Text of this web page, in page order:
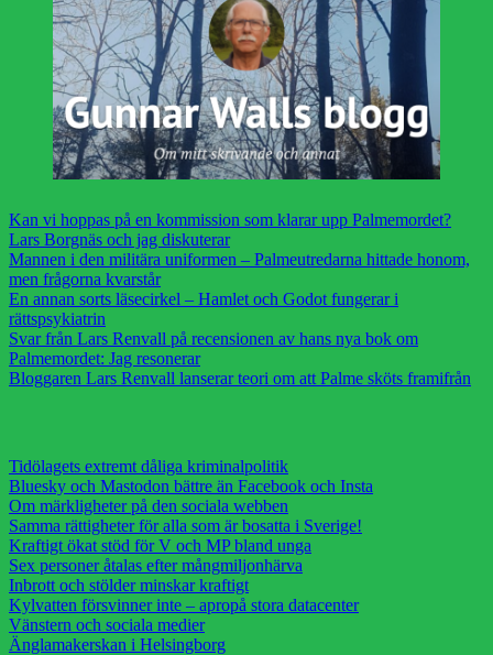
Kan vi hoppas på en kommission som klarar upp Palmemordet?
Lars Borgnäs och jag diskuterar
Mannen i den militära uniformen – Palmeutredarna hittade honom,
men frågorna kvarstår
En annan sorts läsecirkel – Hamlet och Godot fungerar i
rättspsykiatrin
Svar från Lars Renvall på recensionen av hans nya bok om
Palmemordet: Jag resonerar
Bloggaren Lars Renvall lanserar teori om att Palme sköts framifrån
Tidölagets extremt dåliga kriminalpolitik
Bluesky och Mastodon bättre än Facebook och Insta
Om märkligheter på den sociala webben
Samma rättigheter för alla som är bosatta i Sverige!
Kraftigt ökat stöd för V och MP bland unga
Sex personer åtalas efter mångmiljonhärva
Inbrott och stölder minskar kraftigt
Kylvatten försvinner inte – apropå stora datacenter
Vänstern och sociala medier
Änglamakerskan i Helsingborg